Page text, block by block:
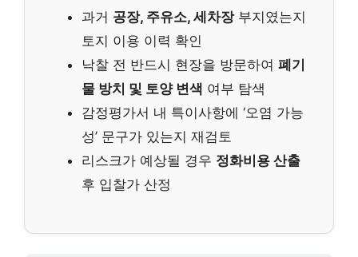
과거 공장, 주유소, 세차장부지였는지
토지 이용 이력 확인
낙찰 전 반드시 현장을 방문하여 폐기
물 방치 및 토양 변색 여부 탐색
감정평가서 내 특이사항에 ‘오염 가능
성’ 문구가 있는지 재검토
리스크가 예상될 경우 정화비용 산출
후 입찰가 산정